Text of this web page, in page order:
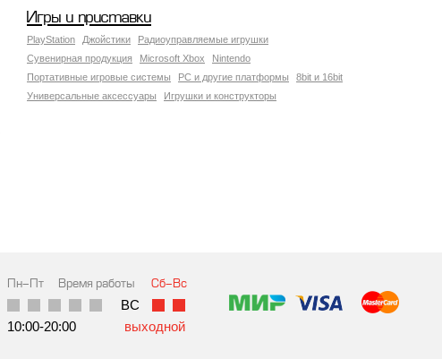
Игры и приставки
PlayStation Джойстики
Радиоуправляемые игрушки
Сувенирная продукция
Microsoft Xbox
Nintendo
Портативные игровые системы
PC и другие платформы
8bit и 16bit
Универсальные аксессуары
Игрушки и конструкторы
Пн-Пт Время работы Сб-Вс
10:00-20:00 выходной
ВC